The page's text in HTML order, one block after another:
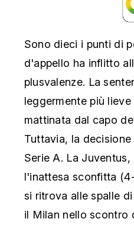
Sono dieci i punti di
d'appello ha inflitto
plusvalenze. La
leggermente più
mattinata dal capo
Tuttavia, la
Serie A. La
l'inattesa sconfitta
si ritrova alle spalle
il Milan nello scontro